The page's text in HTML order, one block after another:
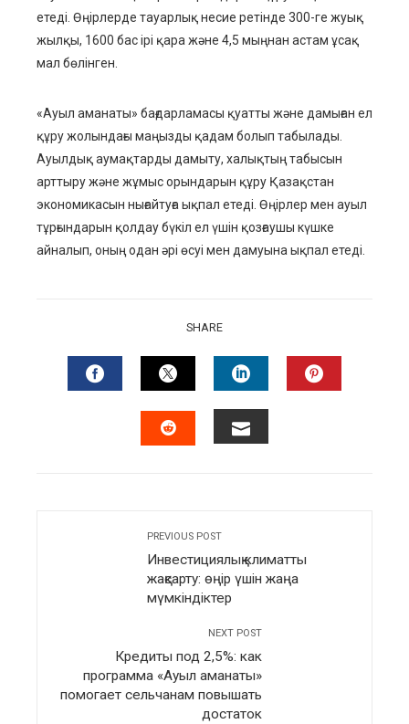
етеді. Өңірлерде тауарлық несие ретінде 300-ге жуық
жылқы, 1600 бас ірі қара және 4,5 мыңнан астам ұсақ
мал бөлінген.
«Ауыл аманаты» бағдарламасы қуатты және дамыған ел
құру жолындағы маңызды қадам болып табылады.
Ауылдық аумақтарды дамыту, халықтың табысын
арттыру және жұмыс орындарын құру Қазақстан
экономикасын нығайтуға ықпал етеді. Өңірлер мен ауыл
тұрғындарын қолдау бүкіл ел үшін қозғаушы күшке
айналып, оның одан әрі өсуі мен дамуына ықпал етеді.
SHARE
FACEBOOKTWITTERLINKEDIN
PREVIOUS POST
Инвестициялық климатты
жақсарту: өңір үшін жаңа
мүмкіндіктер
NEXT POST
Кредиты под 2,5%: как
программа «Ауыл аманаты»
помогает сельчанам повышать
достаток